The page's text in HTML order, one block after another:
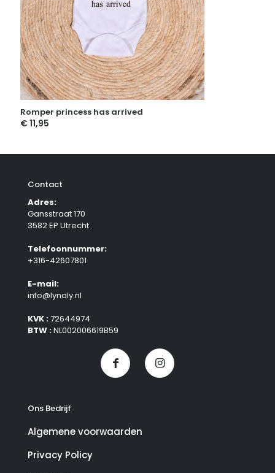
Romper princess has arrived
€11,95
Contact
Adres:
Gansstraat 170
3582 EP Utrecht
Telefoonnummer:
+316-42607801
E-mail:
info@lynaly.nl
KVK :72644974
BTW :NL002006619B59
Ons Bedrijf
Algemene voorwaarden
Privacy Policy